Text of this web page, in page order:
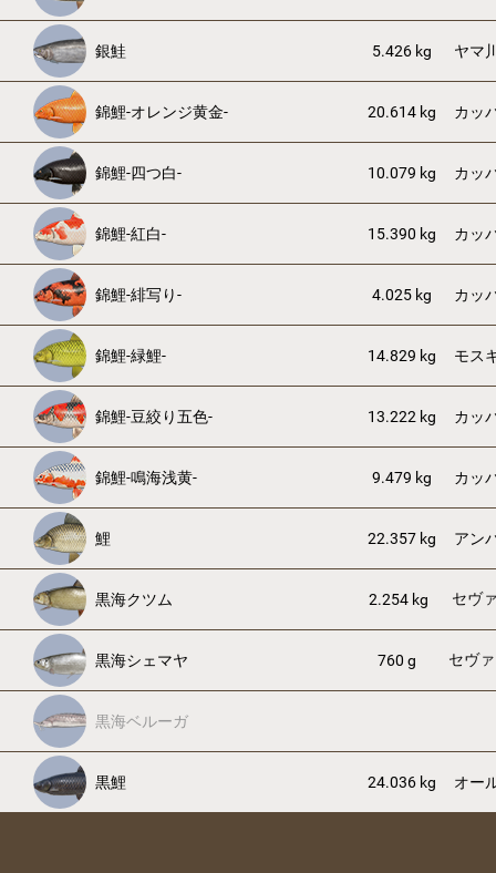
銀鮭 5.426 kg ヤマ
錦鯉-オレンジ黄金- 20.614 kg カッ
錦鯉-四つ白- 10.079 kg カッ
錦鯉-紅白- 15.390 kg カッ
錦鯉-緋写り- 4.025 kg カッ
錦鯉-緑鯉- 14.829 kg モス
錦鯉-豆絞り五色- 13.222 kg カッ
錦鯉-鳴海浅黄- 9.479 kg カッ
鯉 22.357 kg アン
黒海クツム 2.254 kg セヴ
黒海シェマヤ 760 g セヴ
黒海ベルーガ
黒鯉 24.036 kg オー